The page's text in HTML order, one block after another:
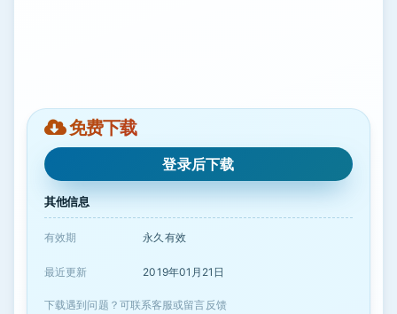
免费下载
登录后下载
其他信息
有效期 永久有效
最近更新 2019年01月21日
下载遇到问题？可联系客服或留言反馈